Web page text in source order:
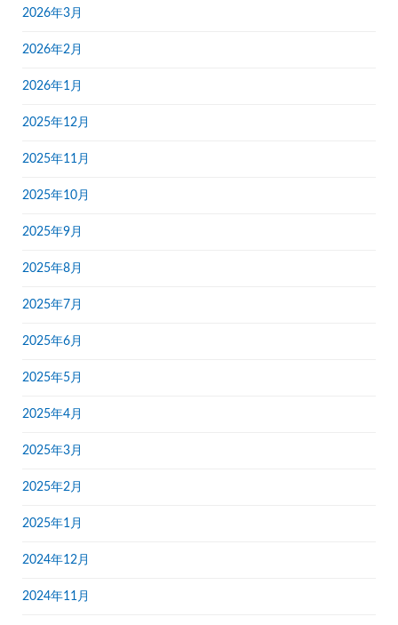
2026年3月
2026年2月
2026年1月
2025年12月
2025年11月
2025年10月
2025年9月
2025年8月
2025年7月
2025年6月
2025年5月
2025年4月
2025年3月
2025年2月
2025年1月
2024年12月
2024年11月